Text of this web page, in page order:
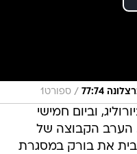
77:74
/ ספורט1
וביום חמישי
הערב הקבוצה של
ספליטר ניצחה 89:98 בבית את בורק במסגרת